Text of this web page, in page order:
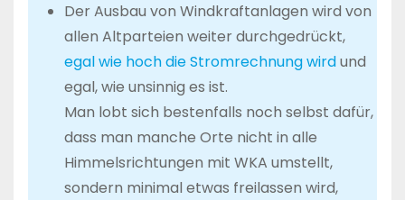
Der Ausbau von Windkraftanlagen wird von
allen Altparteien weiter durchgedrückt,
egal wie hoch die Stromrechnung wirdund
egal, wie unsinnig es ist.
Man lobt sich bestenfalls noch selbst dafür,
dass man manche Orte nicht in alle
Himmelsrichtungen mit WKA umstellt,
sondern minimal etwas freilassen wird,